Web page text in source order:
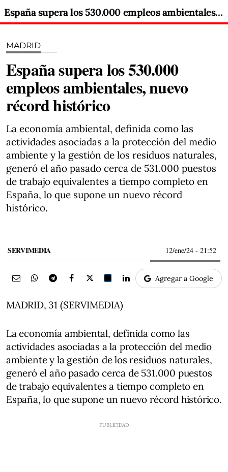
España supera los 530.000 empleos ambientales, nuevo récord histórico
MADRID
España supera los 530.000
empleos ambientales, nuevo
récord histórico
La economía ambiental, definida como las
actividades asociadas a la protección del medio
ambiente y la gestión de los residuos naturales,
generó el año pasado cerca de 531.000 puestos
de trabajo equivalentes a tiempo completo en
España, lo que supone un nuevo récord
histórico.
SERVIMEDIA 12/ene/24 - 21:52
Agregar a Google
MADRID, 31 (SERVIMEDIA)
La economía ambiental, definida como las
actividades asociadas a la protección del medio
ambiente y la gestión de los residuos naturales,
generó el año pasado cerca de 531.000 puestos
de trabajo equivalentes a tiempo completo en
España, lo que supone un nuevo récord histórico.